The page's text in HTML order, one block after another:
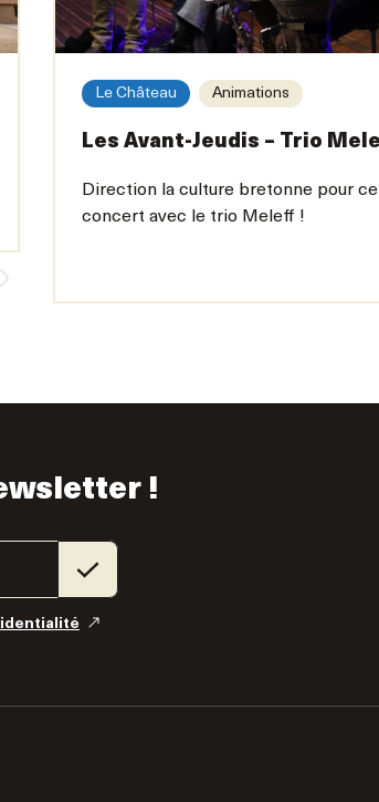
Le Château Animations
Les Avant-Jeudis – Trio
Direction la culture bretonne pour ce
concert avec le trio Meleff !
!